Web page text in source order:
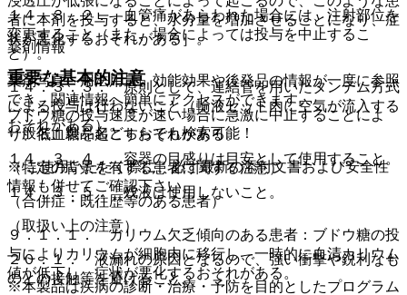
１４．３．２． 血管痛があらわれた場合には、注射部位を
変更すること（また、場合によっては投与を中止するこ
と）。
１４．３．３． 原則として、連結管を用いたタンデム方式
による投与は行わないこと（輸液セット内に空気が流入する
おそれがある）。
１４．３．４． 容器の目盛りは目安として使用すること。
１４．３．５． 残液は使用しないこと。
（取扱い上の注意）
２０．１． 液漏れの原因となるので、強い衝撃や鋭利なも
のとの接触等を避けること。
者に本剤を投与すると、水分量を増加させることになり、症
状が悪化するおそれがある］。
重要な基本的注意
ブドウ糖の投与速度が速い場合に急激に中止することによ
り、低血糖を起こすおそれがある。
（特定の背景を有する患者に関する注意）
（合併症・既往歴等のある患者）
９．１．１． カリウム欠乏傾向のある患者：ブドウ糖の投
与によりカリウムが細胞内に移行し、一時的に血清カリウム
値が低下し、症状が悪化するおそれがある。
薬剤情報
薬剤写真、用法用量、効能効果や後発品の情報が一度に参照
でき、関連情報へ簡単にアクセスができます。
一般名、製品名どちらでも検索可能！
※ ご使用いただく際に、必ず最新の添付文書および安全性
情報も併せてご確認下さい。
※本製品は疾病の診断・治療・予防を目的としたプログラム